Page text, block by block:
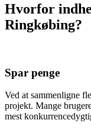
Hvorfor
Ringkøbing?
Spar penge
Ved at sammenligne
projekt. Mange
mest